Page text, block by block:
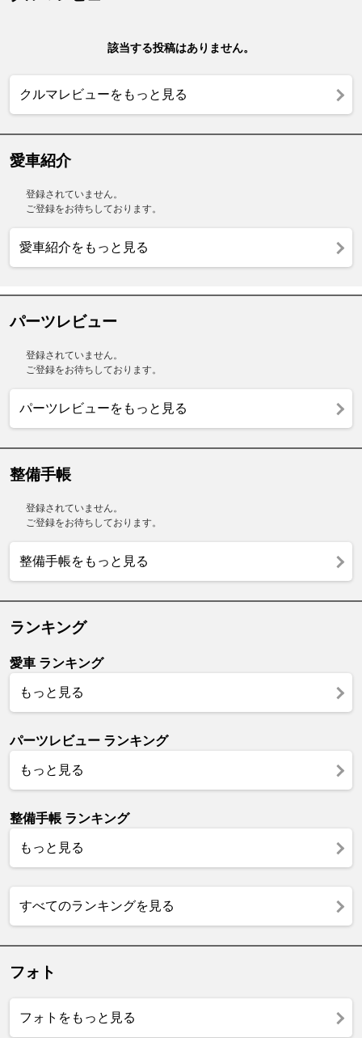
該当する投稿はありません。
クルマレビューをもっと見る
愛車紹介
登録されていません。
ご登録をお待ちしております。
愛車紹介をもっと見る
パーツレビュー
登録されていません。
ご登録をお待ちしております。
パーツレビューをもっと見る
整備手帳
登録されていません。
ご登録をお待ちしております。
整備手帳をもっと見る
ランキング
愛車 ランキング
もっと見る
パーツレビュー ランキング
もっと見る
整備手帳 ランキング
もっと見る
すべてのランキングを見る
フォト
フォトをもっと見る